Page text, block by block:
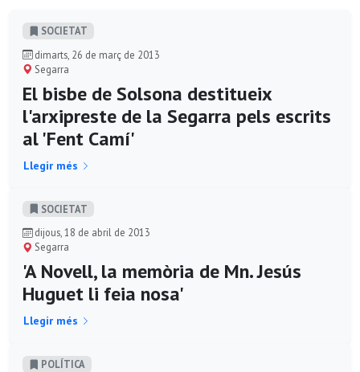
SOCIETAT
dimarts, 26 de març de 2013
Segarra
El bisbe de Solsona destitueix
l'arxipreste de la Segarra pels escrits
al 'Fent Camí'
Llegir més
SOCIETAT
dijous, 18 de abril de 2013
Segarra
'A Novell, la memòria de Mn. Jesús
Huguet li feia nosa'
Llegir més
POLÍ­TICA